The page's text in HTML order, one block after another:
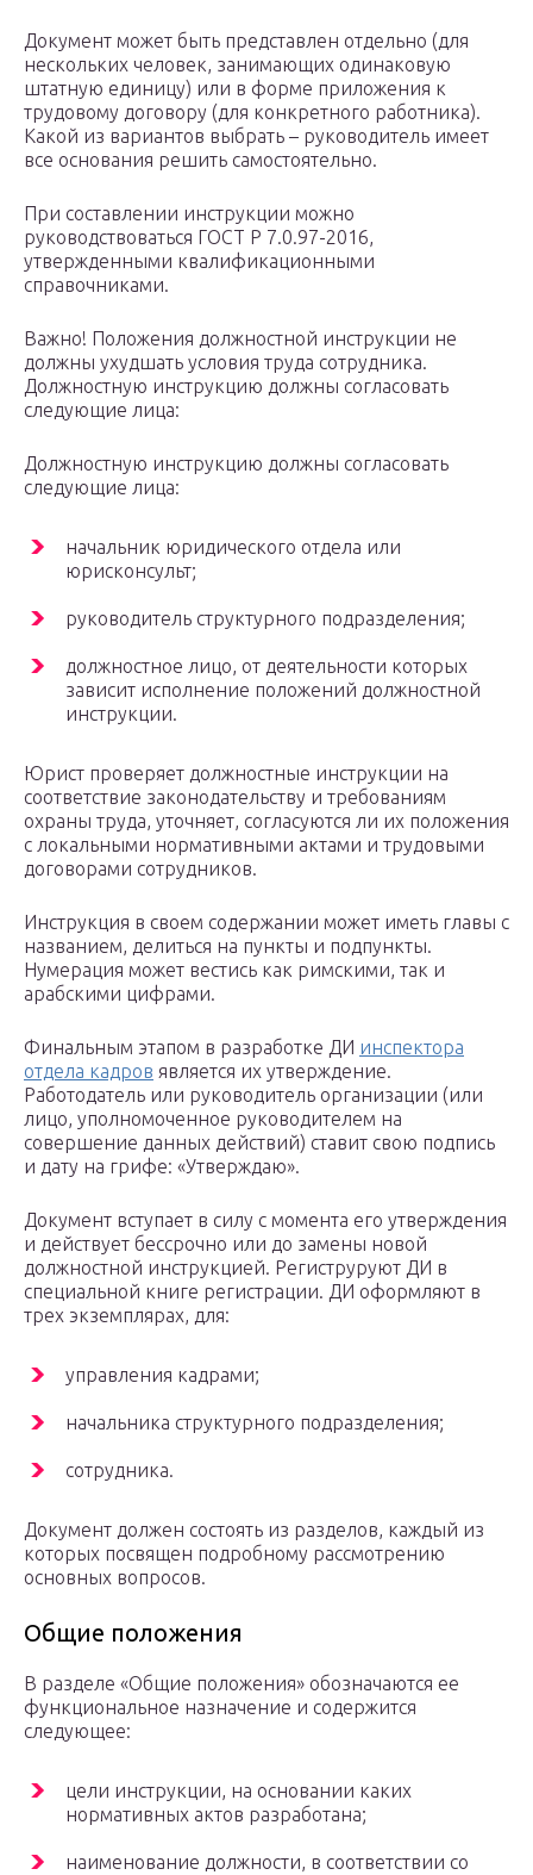
Документ может быть представлен отдельно (для
нескольких человек, занимающих одинаковую
штатную единицу) или в форме приложения к
трудовому договору (для конкретного работника).
Какой из вариантов выбрать – руководитель имеет
все основания решить самостоятельно.
При составлении инструкции можно
руководствоваться ГОСТ Р 7.0.97-2016,
утвержденными квалификационными
справочниками.
Важно! Положения должностной инструкции не
должны ухудшать условия труда сотрудника.
Должностную инструкцию должны согласовать
следующие лица:
Должностную инструкцию должны согласовать
следующие лица:
начальник юридического отдела или
юрисконсульт;
руководитель структурного подразделения;
должностное лицо, от деятельности которых
зависит исполнение положений должностной
инструкции.
Юрист проверяет должностные инструкции на
соответствие законодательству и требованиям
охраны труда, уточняет, согласуются ли их положения
с локальными нормативными актами и трудовыми
договорами сотрудников.
Инструкция в своем содержании может иметь главы с
названием, делиться на пункты и подпункты.
Нумерация может вестись как римскими, так и
арабскими цифрами.
Финальным этапом в разработке ДИ инспектора
отдела кадров является их утверждение.
Работодатель или руководитель организации (или
лицо, уполномоченное руководителем на
совершение данных действий) ставит свою подпись
и дату на грифе: «Утверждаю».
Документ вступает в силу с момента его утверждения
и действует бессрочно или до замены новой
должностной инструкцией. Региструруют ДИ в
специальной книге регистрации. ДИ оформляют в
трех экземплярах, для:
управления кадрами;
начальника структурного подразделения;
сотрудника.
Документ должен состоять из разделов, каждый из
которых посвящен подробному рассмотрению
основных вопросов.
Общие положения
В разделе «Общие положения» обозначаются ее
функциональное назначение и содержится
следующее:
цели инструкции, на основании каких
нормативных актов разработана;
наименование должности, в соответствии со